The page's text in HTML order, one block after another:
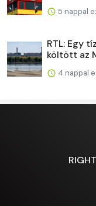
5 nappal
RTL: Egy
költött az
4 nappal